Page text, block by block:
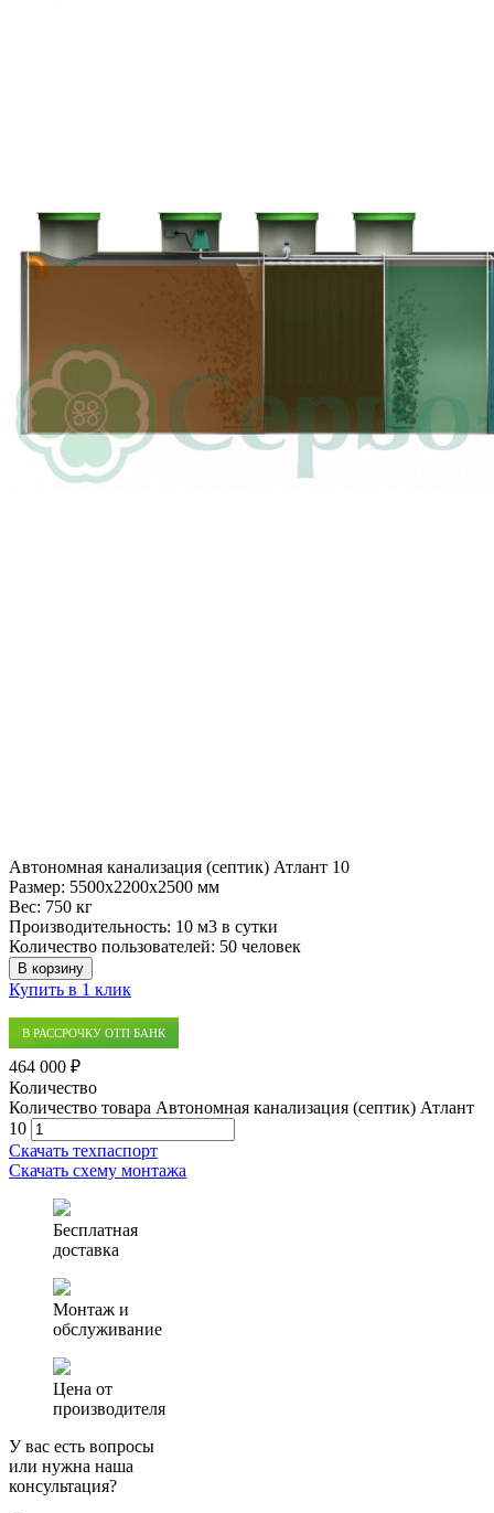
Автономная канализация (септик) Атлант 10
Размер: 5500x2200x2500 мм
Вес: 750 кг
Производительность: 10 м3 в сутки
Количество пользователей: 50 человек
В корзину
Купить в 1 клик
В РАССРОЧКУ ОТП БАНК
464 000 ₽
Количество
Количество товара Автономная канализация (септик) Атлант
10
Скачать техпаспорт
Скачать схему монтажа
Бесплатная
доставка
Монтаж и
обслуживание
Цена от
производителя
У вас есть вопросы
или нужна наша
консультация?